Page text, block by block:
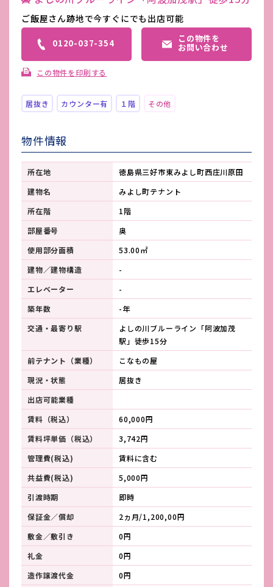
ご飯屋さん跡地で今すぐにでも出店可能
0120-037-354 この物件を
お問い合わせ
この物件を印刷する
居抜き カウンター有 １階 その他
物件情報
所在地
徳島県三好市東みよし町西庄川原田
建物名
みよし町テナント
所在階
1階
部屋番号
奥
使用部分面積
53.00㎡
建物／建物構造
-
エレベーター
-
築年数
-年
交通・最寄り駅
よしの川ブルーライン「阿波加茂
駅」徒歩15分
前テナント（業種）
こなもの屋
現況・状態
居抜き
出店可能業種
賃料（税込）
60,000円
賃料坪単価（税込）
3,742円
管理費(税込)
賃料に含む
共益費(税込)
5,000円
引渡時期
即時
保証金／償却
2ヵ月/1,200,00円
敷金／敷引き
0円
礼金
0円
造作譲渡代金
0円